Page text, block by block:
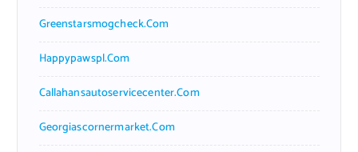
Greenstarsmogcheck.com
Happypawspl.com
Callahansautoservicecenter.com
Georgiascornermarket.com